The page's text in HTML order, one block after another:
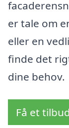
er tale om
eller en
finde det
dine behov.
Få et